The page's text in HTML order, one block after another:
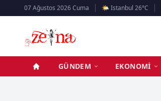
07 Ağustos 2026 Cuma 🌤️ Istanbul 26°C
GÜNDEM EKONOMI